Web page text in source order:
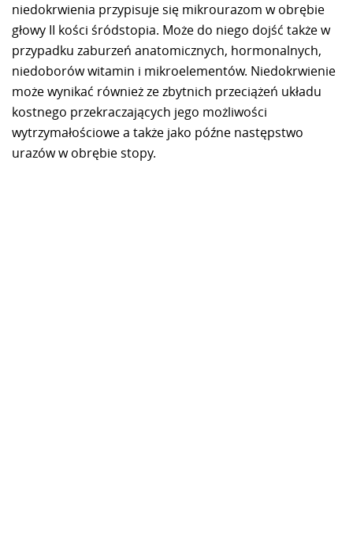
niedokrwienia przypisuje się mikrourazom w obrębie
głowy II kości śródstopia. Może do niego dojść także w
przypadku zaburzeń anatomicznych, hormonalnych,
niedoborów witamin i mikroelementów. Niedokrwienie
może wynikać również ze zbytnich przeciążeń układu
kostnego przekraczających jego możliwości
wytrzymałościowe a także jako późne następstwo
urazów w obrębie stopy.